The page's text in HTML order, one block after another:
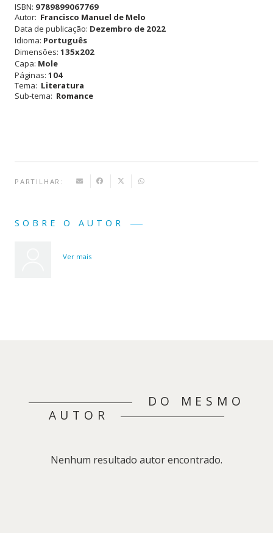
Guia
de
Casados
ISBN: 9789899067769
Autor: Francisco Manuel de Melo
Data de publicação: Dezembro de 2022
Idioma: Português
Dimensões: 135x202
Capa: Mole
Páginas: 104
Tema: Literatura
Sub-tema: Romance
PARTILHAR:
SOBRE O AUTOR
Ver mais
DO MESMO
AUTOR
Nenhum resultado autor encontrado.